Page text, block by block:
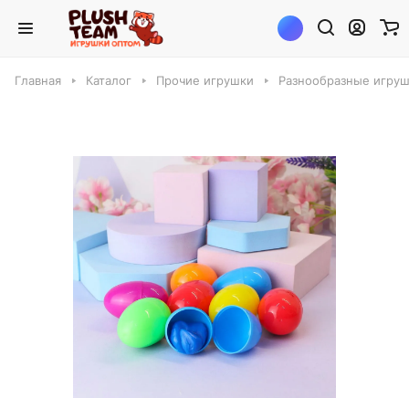
Главная Каталог Прочие игрушки Разнообразные